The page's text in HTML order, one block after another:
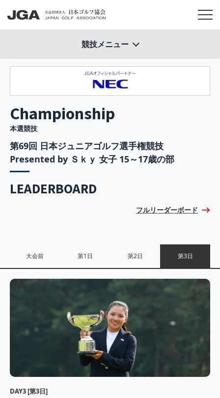
Championship
本選競技
第69回 日本ジュニアゴルフ選手権競技
Presented by Ｓｋｙ 女子 15～17歳の部
LEADERBOARD
フルリーダーボード
大会前 第1日 第2日 第3日
DAY3 [第3日]
競技メニュー